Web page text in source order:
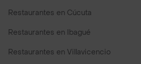
Restaurantes en Cúcuta
Restaurantes en Ibagué
Restaurantes en Villavicencio